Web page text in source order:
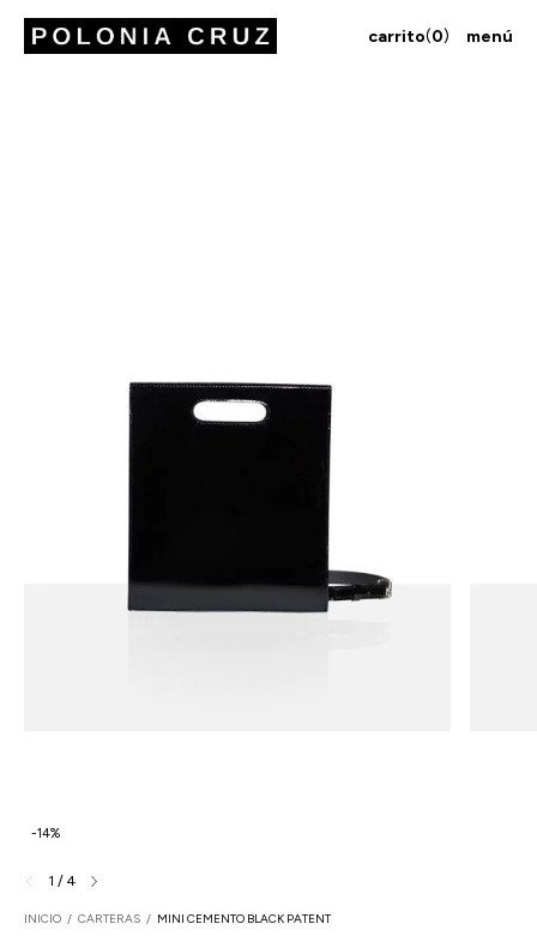
menú
carrito(0)
-14%
1 / 4
INICIO / CARTERAS / MINI CEMENTO BLACK PATENT